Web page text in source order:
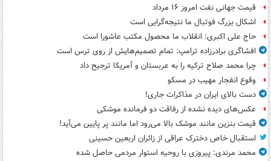
قیمت جهانی نفت امروز ۱۶ مرداد
اشکال بزرگ فوتبال ما نتیجه‌گرایی است
حاج علی اکبری: انقلاب ما محصول مکتب عاشورا است
افشاگری برادرزاده ترامپ: تمام تصمیم‌هایش از روی ترس است
چرا محمد صلاح ترکیه را به عربستان و آمریکا ترجیح داد
وقوع انفجار مهیب در مسکو
دست بالای ایران در مذاکرات جاری!
عکس‌های دیده نشده از رفاقت دو فرمانده‌ موشکی
قیمت بنزین مانند موشک بالا می‌رود اما مانند پر پایین می‌آید!
استقبال خاص دخترک عراقی از زائران اربعین حسینی
محمد مرندی: پیروزی با روحیه استوار مردمی حاصل شده